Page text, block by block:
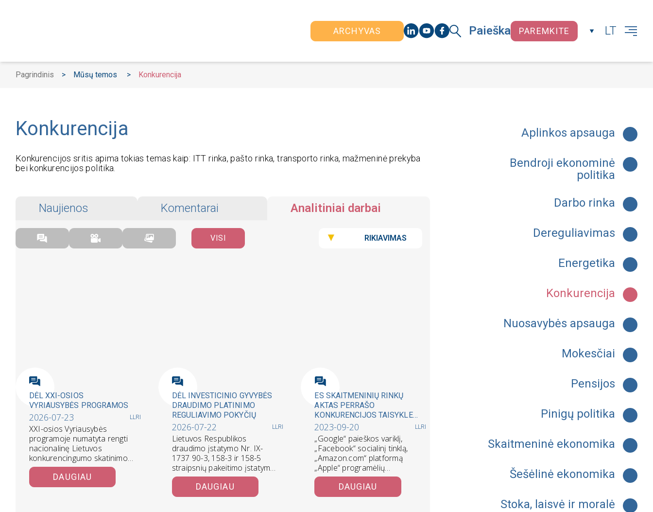
ARCHYVAS Paieška PAREMKITE LT
Pagrindinis > Mūsų temos > Konkurencija
Konkurencija
Konkurencijos sritis apima tokias temas kaip: ITT rinka, pašto rinka, transporto rinka, mažmeninė prekyba
bei konkurencijos politika.
Naujienos Komentarai Analitiniai darbai
VISI RIKIAVIMAS
DĖL XXI-OSIOS
VYRIAUSYBĖS PROGRAMOS
2026-07-23 LLRI
XXI-osios Vyriausybės
programoje numatyta rengti
nacionalinę Lietuvos
konkurencingumo skatinimo
strategiją, tačiau dalis
programos nuostatų tikslui
didinti konkurencingumą
DAUGIAU
DĖL INVESTICINIO GYVYBĖS
DRAUDIMO PLATINIMO
REGULIAVIMO POKYČIŲ
2026-07-22 LLRI
Lietuvos Respublikos
draudimo įstatymo Nr. IX-
1737 90-3, 158-3 ir 158-5
straipsnių pakeitimo įstatymo
projektu1 siūloma uždrausti
mokėti su rezultatais susietą…
DAUGIAU
ES SKAITMENINIŲ RINKŲ
AKTAS PERRAŠO
KONKURENCIJOS TAISYKLES
INTERNETE
2023-09-20 LLRI
„Google“ paieškos variklį,
„Facebook“ socialinį tinklą,
„Amazon.com“ platformą
„Apple“ programėlių
parduotuvę „App Store“
valdančios bendrovės bei
žinomos interneto bendrovės
DAUGIAU
Aplinkos apsauga
Bendroji ekonominė
politika
Darbo rinka
Dereguliavimas
Energetika
Konkurencija
Nuosavybės apsauga
Mokesčiai
Pensijos
Pinigų politika
Skaitmeninė ekonomika
Šešėlinė ekonomika
Stoka, laisvė ir moralė
UŽDARYTI